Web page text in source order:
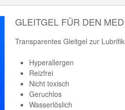
GLEITGEL FÜR DEN
Transparentes Gleitgel zur
Hyperallergen
Reizfrei
Nicht toxisch
Geruchlos
Wasserlöslich